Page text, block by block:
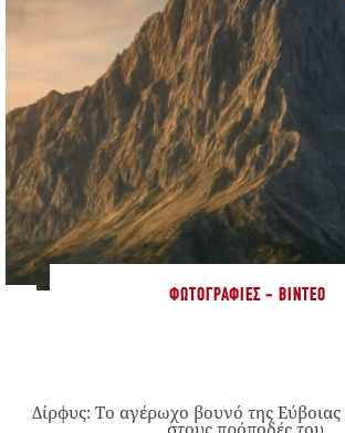
ΦΩΤΟΓΡΑΦΊΕΣ - ΒΊΝΤΕΟ
Δίρφυς: Το αγέρωχο βουνό της Εύβοιας
στους πρόποδές του